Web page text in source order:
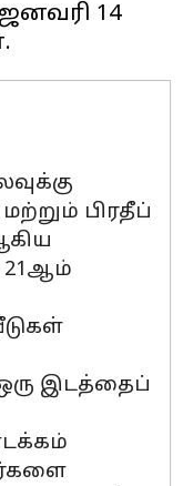
14
பிரதீப்
21ஆம்
இடத்தைப்